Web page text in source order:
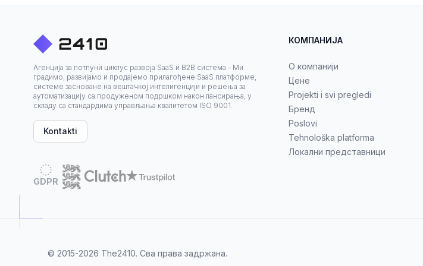
Агенција за потпуни циклус развоја SaaS и B2B система - Ми
градимо, развијамо и продајемо прилагођене SaaS платформе,
системе засноване на вештачкој интелигенцији и решења за
аутоматизацију са продуженом подршком након лансирања, у
складу са стандардима управљања квалитетом ISO 9001.
Kontakti
GDPR
КОМПАНИЈА
О компанији
Цене
Projekti i svi pregledi
Бренд
Poslovi
Tehnološka platforma
Локални представници
© 2015-2026 The2410. Сва права задржана.